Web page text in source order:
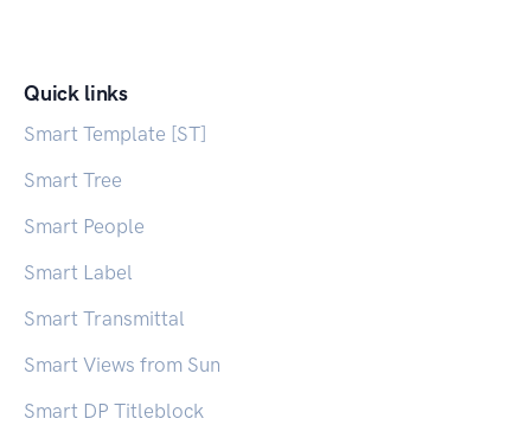
Quick links
Smart Template [ST]
Smart Tree
Smart People
Smart Label
Smart Transmittal
Smart Views from Sun
Smart DP Titleblock